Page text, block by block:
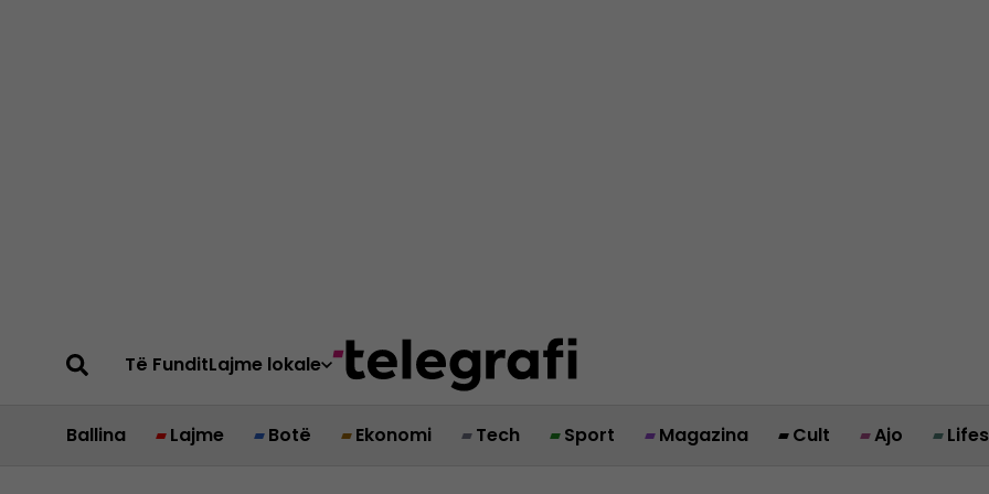
Të FunditLajme lokale
Ballina Lajme Botë Ekonomi Tech Sport Magazina Cult Ajo